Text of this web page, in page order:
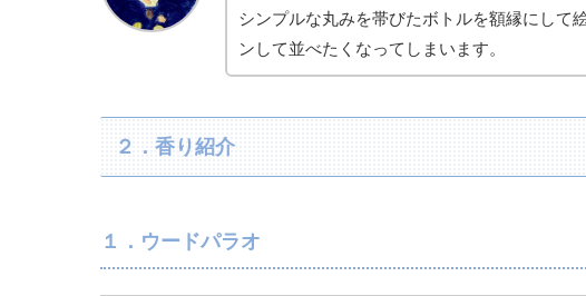
シンプルな丸みを帯びたボトルを額縁にして
ンして並べたくなってしまいます。
２．香り紹介
１．ウードパラオ